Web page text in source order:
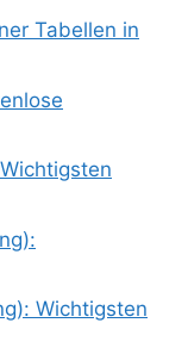
Tabellen in
Wichtigsten